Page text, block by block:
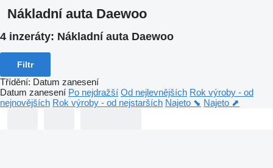
Nákladní auta Daewoo
4 inzeráty: Nákladní auta Daewoo
Filtr
Třídění: Datum zanesení
Datum zanesení Po nejdražší Od nejlevnějších Rok výroby - od
nejnovějších Rok výroby - od nejstarších Najeto ⬊ Najeto ⬈